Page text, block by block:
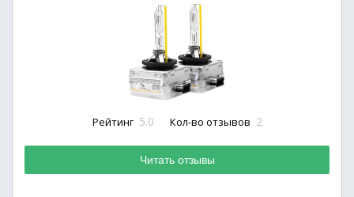
Рейтинг 5.0 Кол-во отзывов 2
Читать отзывы